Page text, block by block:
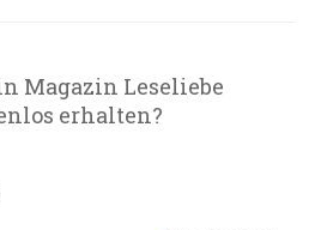
Magazin Leseliebe
erhalten?